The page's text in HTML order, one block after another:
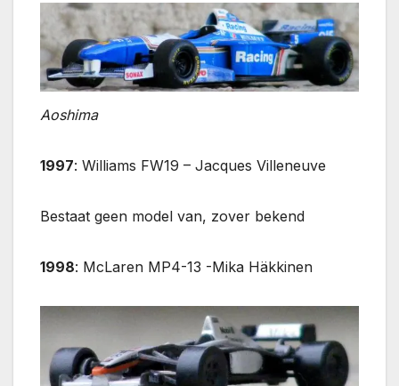
Aoshima
1997: Williams FW19 – Jacques Villeneuve
Bestaat geen model van, zover bekend
1998: McLaren MP4-13 -Mika Häkkinen